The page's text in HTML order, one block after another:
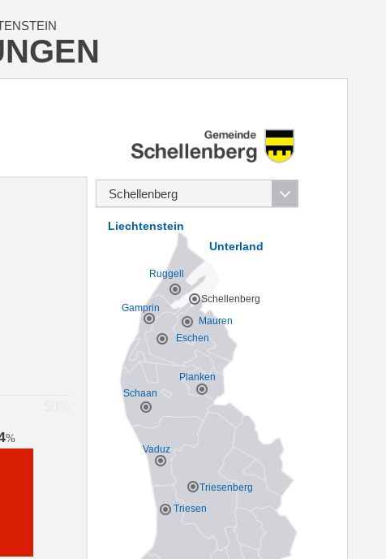
Vaduz
Planken
Schaan
Triesen
Triesenberg
Eschen
Gamprin
Mauren
Ruggell
Schellenberg
Unterland
Liechtenstein
%